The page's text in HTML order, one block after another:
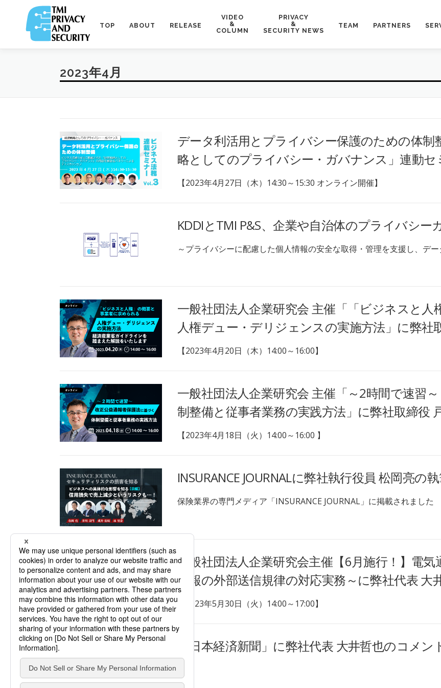
ツ
TOP ABOUT RELEASE
VIDEO
&
COLUMN
PRIVACY
&
SECURITY NEWS
TEAM PARTNERS
2023年4月
データ利活用とプライバシー保護のための体制
略としてのプライバシー・ガバナンス」連動セ
【2023年4月27日（木）14:30～15:30 オンライン開催】
KDDIとTMI P&S、企業や自治体のプライバシー
～プライバシーに配慮した個人情報の安全な取得・管理を支援し、デ
一般社団法人企業研究会 主催「「ビジネスと
人権デュー・デリジェンスの実施方法」に弊社
【2023年4月20日（木）14:00～16:00】
一般社団法人企業研究会 主催「～2時間で速習
制整備と従事者業務の実践方法」に弊社取締役
【2023年4月18日（火）14:00～16:00 】
INSURANCE JOURNALに弊社執行役員 松岡亮の
保険業界の専門メディア「INSURANCE JOURNAL」に掲載されました
一般社団法人企業研究会主催【6月施行！】電
情報の外部送信規律の対応実務～に弊社代表 大
【2023年5月30日（火）14:00～17:00】
「日本経済新聞」に弊社代表 大井哲也のコメ